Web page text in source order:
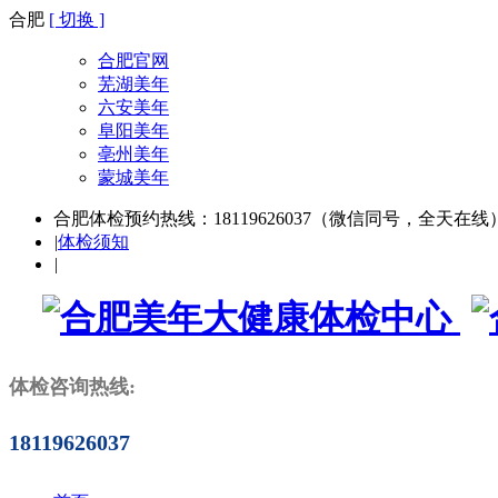
合肥 [ 切换 ]
合肥官网
芜湖美年
六安美年
阜阳美年
亳州美年
蒙城美年
合肥体检预约热线：18119626037（微信同号，全天在线
|体检须知
|
体检咨询热线:
18119626037